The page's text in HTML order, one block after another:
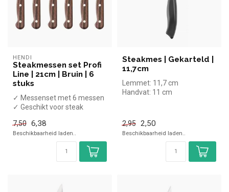
HENDI
Steakmessen set Profi
Line | 21cm | Bruin | 6
stuks
✓ Messenset met 6 messen
✓ Geschikt voor steak
7,50 6,38
Beschikbaarheid laden..
Steakmes | Gekarteld |
11,7cm
Lemmet: 11,7 cm
Handvat: 11 cm
2,95 2,50
Beschikbaarheid laden..